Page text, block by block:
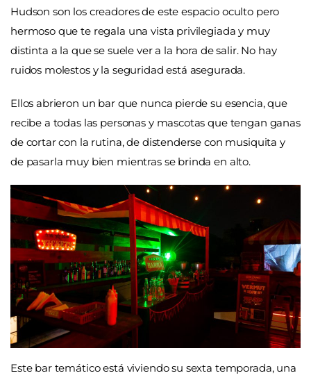
Hudson son los creadores de este espacio oculto pero
hermoso que te regala una vista privilegiada y muy
distinta a la que se suele ver a la hora de salir. No hay
ruidos molestos y la seguridad está asegurada.
Ellos abrieron un bar que nunca pierde su esencia, que
recibe a todas las personas y mascotas que tengan ganas
de cortar con la rutina, de distenderse con musiquita y
de pasarla muy bien mientras se brinda en alto.
Este bar temático está viviendo su sexta temporada, una